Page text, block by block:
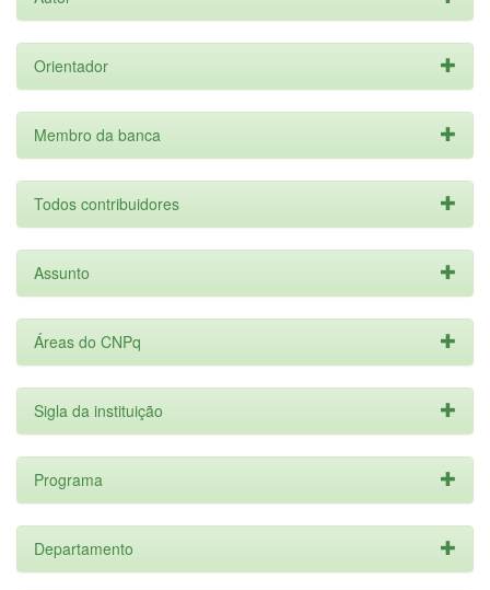
Orientador
Membro da banca
Todos contribuidores
Assunto
Áreas do CNPq
Sigla da instituição
Programa
Departamento